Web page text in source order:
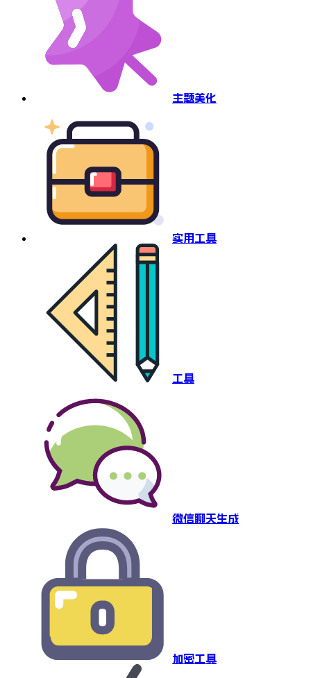
主题美化
实用工具
工具
微信聊天生成
加密工具